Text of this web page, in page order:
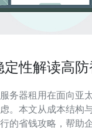
定性解读高
务器租用在面向亚
。本文从成本结构
的省钱攻略，帮助